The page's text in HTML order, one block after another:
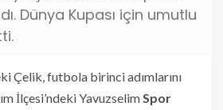
Dünya Kupası için umutlu
Çelik, futbola birinci adımlarını
İlçesi’ndeki Yavuzselim Spor